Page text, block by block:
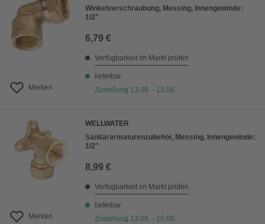
Merken
Winkelverschraubung, Messing, Innengewinde:
1/2"
6,79 €
Verfügbarkeit im Markt prüfen
lieferbar
Zustellung 13.08. - 15.08.
Merken
WELLWATER
Sanitärarmaturenzubehör, Messing, Innengewinde:
1/2"
8,99 €
Verfügbarkeit im Markt prüfen
lieferbar
Zustellung 13.08. - 15.08.